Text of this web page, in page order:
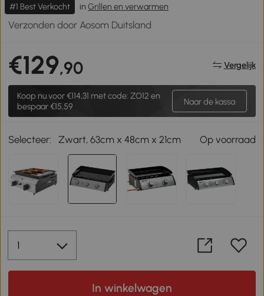
#1 Best Verkocht in Grillen en verwarmen
Verzonden door Aosom Duitsland
€129,90 Vergelijk
Koop nu voor €114,31 met code: ZO12 en
bespaar €15,59
Naar de kassa
Selecteer: Zwart, 63cm x 48cm x 21cm Op voorraad
In winkelwagen